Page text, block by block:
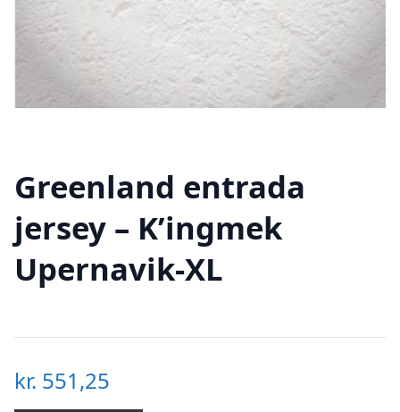
Greenland entrada
jersey – K’ingmek
Upernavik-XL
kr. 551,25